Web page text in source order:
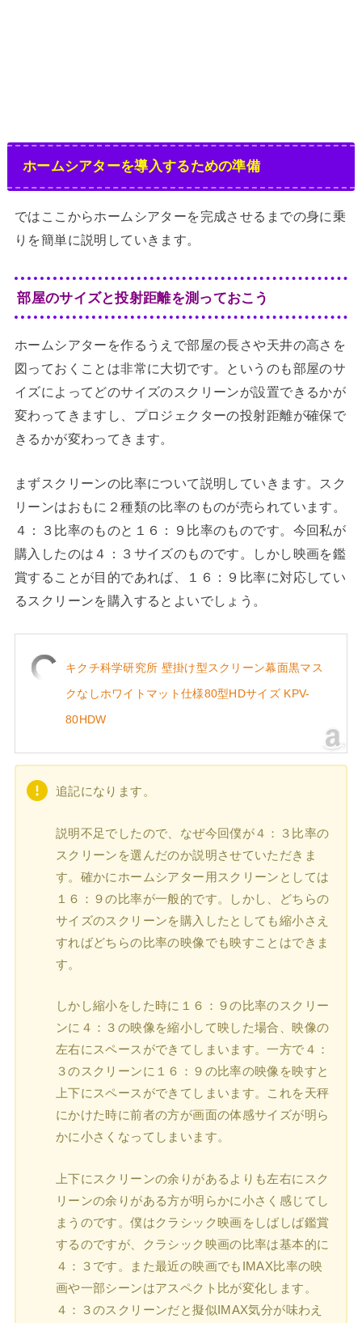
ホームシアターを導入するための準備
ではここからホームシアターを完成させるまでの身に乗
りを簡単に説明していきます。
部屋のサイズと投射距離を測っておこう
ホームシアターを作るうえで部屋の長さや天井の高さを
図っておくことは非常に大切です。というのも部屋のサ
イズによってどのサイズのスクリーンが設置できるかが
変わってきますし、プロジェクターの投射距離が確保で
きるかが変わってきます。
まずスクリーンの比率について説明していきます。スク
リーンはおもに２種類の比率のものが売られています。
４：３比率のものと１６：９比率のものです。今回私が
購入したのは４：３サイズのものです。しかし映画を鑑
賞することが目的であれば、１６：９比率に対応してい
るスクリーンを購入するとよいでしょう。
キクチ科学研究所 壁掛け型スクリーン幕面黒マス
クなしホワイトマット仕様80型HDサイズ KPV-
80HDW
追記になります。
説明不足でしたので、なぜ今回僕が４：３比率の
スクリーンを選んだのか説明させていただきま
す。確かにホームシアター用スクリーンとしては
１６：９の比率が一般的です。しかし、どちらの
サイズのスクリーンを購入したとしても縮小さえ
すればどちらの比率の映像でも映すことはできま
す。
しかし縮小をした時に１６：９の比率のスクリー
ンに４：３の映像を縮小して映した場合、映像の
左右にスペースができてしまいます。一方で４：
３のスクリーンに１６：９の比率の映像を映すと
上下にスペースができてしまいます。これを天秤
にかけた時に前者の方が画面の体感サイズが明ら
かに小さくなってしまいます。
上下にスクリーンの余りがあるよりも左右にスク
リーンの余りがある方が明らかに小さく感じてし
まうのです。僕はクラシック映画をしばしば鑑賞
するのですが、クラシック映画の比率は基本的に
４：３です。また最近の映画でもIMAX比率の映
画や一部シーンはアスペクト比が変化します。
４：３のスクリーンだと擬似IMAX気分が味わえ